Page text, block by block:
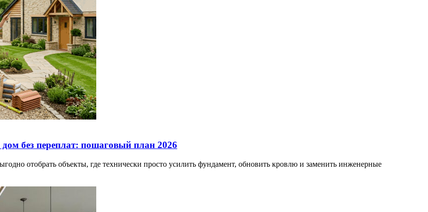
без переплат: пошаговый план 2026
отобрать объекты, где технически просто усилить фундамент, обновить кровлю и заменить инженерные